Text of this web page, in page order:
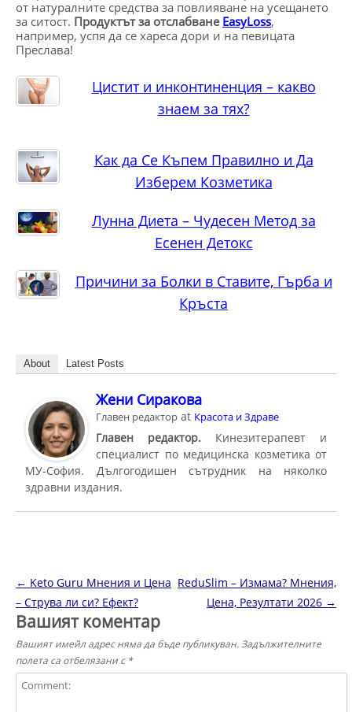
от натуралните средства за повлияване на усещането
за ситост. Продуктът за отслабване EasyLoss,
например, успя да се хареса дори и на певицата
Преслава!
Цистит и инконтиненция – какво
знаем за тях?
Как да Се Къпем Правилно и Да
Изберем Козметика
Лунна Диета – Чудесен Метод за
Есенен Детокс
Причини за Болки в Ставите, Гърба и
Кръста
About Latest Posts
Жени Сиракова
Главен редактор at Красота и Здраве
Главен редактор. Кинезитерапевт и
специалист по медицинска козметика от
МУ-София. Дългогодишен сътрудник на няколко
здравни издания.
Навигация в публикациите
← Keto Guru Мнения и Цена
– Струва ли си? Ефект?
ReduSlim – Измама? Мнения,
Цена, Резултати 2026 →
Вашият коментар
Вашият имейл адрес няма да бъде публикуван.Задължителните
полета са отбелязани с *